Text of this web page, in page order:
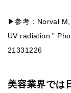
▶参考：Norval
UV radiation.”
21331226
美容業界では